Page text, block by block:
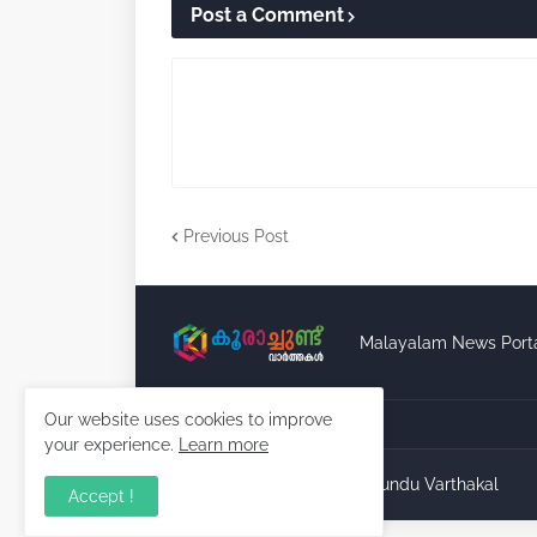
Post a Comment
Previous Post
Malayalam News
Koorachundu Varthakal
Our website uses cookies to improve
your experience.
Learn more
Accept !